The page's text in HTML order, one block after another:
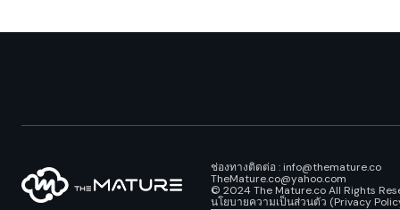
ช่องทางติดต่อ : info@themature.co
TheMature.co@yahoo.com
© 2024 The Mature.co All Rights
นโยบายความเป็นส่วนตัว (Privacy